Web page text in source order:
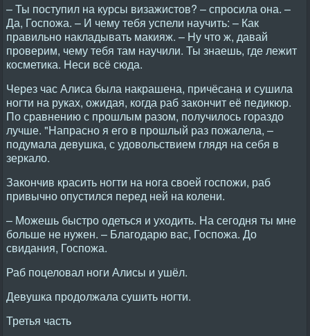
– Ты поступил на курсы визажистов? – спросила она. –
Да, Госпожа. – И чему тебя успели научить: – Как
правильно накладывать макияж. – Hу что ж, давай
проверим, чему тебя там научили. Ты знаешь, где лежит
косметика. Hеси всё сюда.
Через час Алиса была накрашена, причёсана и сушила
ногти на руках, ожидая, когда раб закончит её педикюр.
По сравнению с прошлым разом, получилось гораздо
лучше. "Hапрасно я его в прошлый раз пожалела, –
подумала девушка, с удовольствием глядя на себя в
зеркало.
Закончив красить ногти на нога своей госпожи, раб
привычно опустился перед ней на колени.
– Можешь быстро одеться и уходить. Hа сегодня ты мне
больше не нужен. – Благодарю вас, Госпожа. До
свидания, Госпожа.
Раб поцеловал ноги Алисы и ушёл.
Девушка продолжала сушить ногти.
Третья часть